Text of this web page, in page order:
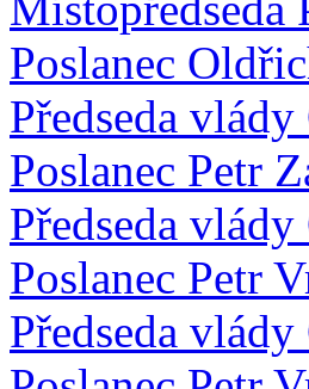
Poslanec
Předseda
Poslanec Petr
Předseda
Poslanec Petr
Předseda